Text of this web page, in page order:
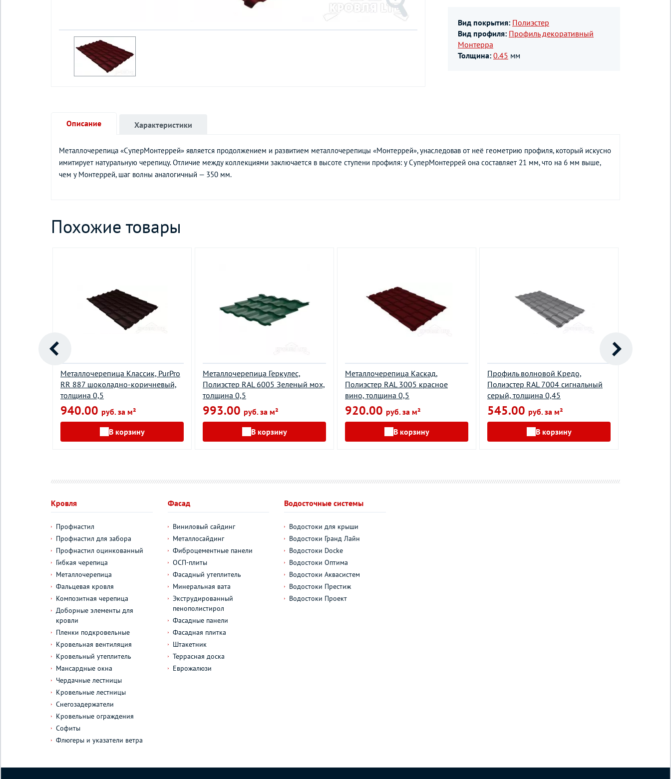
Вид покрытия: Полиэстер
Вид профиля: Профиль декоративный
Монтерра
Толщина: 0.45 мм
Описание
Металлочерепица «СуперМонтеррей» является продолжением и развитием металлочерепицы «Монтеррей», унаследовав от неё геометрию профиля, который искусно
имитирует натуральную черепицу. Отличие между коллекциями заключается в высоте ступени профиля: у СуперМонтеррей она составляет 21 мм, что на 6 мм выше,
чем у Монтеррей, шаг волны аналогичный — 350 мм.
Характеристики
Похожие товары
Металлочерепица Классик, PurPro
RR 887 шоколадно-коричневый,
толщина 0,5
940.00 руб. за м²
В корзину
Металлочерепица Геркулес,
Полиэстер RAL 6005 Зеленый мох,
толщина 0,5
993.00 руб. за м²
В корзину
Металлочерепица Каскад,
Полиэстер RAL 3005 красное
вино, толщина 0,5
920.00 руб. за м²
В корзину
Профиль волновой Кредо,
Полиэстер RAL 7004 сигнальный
серый, толщина 0,45
545.00 руб. за м²
В корзину
Кровля
Профнастил
Профнастил для забора
Профнастил оцинкованный
Гибкая черепица
Металлочерепица
Фальцевая кровля
Композитная черепица
Доборные элементы для
кровли
Пленки подкровельные
Кровельная вентиляция
Кровельный утеплитель
Мансардные окна
Чердачные лестницы
Кровельные лестницы
Снегозадержатели
Кровельные ограждения
Софиты
Флюгеры и указатели ветра
Фасад
Виниловый сайдинг
Металлосайдинг
Фиброцементные панели
ОСП-плиты
Фасадный утеплитель
Минеральная вата
Экструдированный
пенополистирол
Фасадные панели
Фасадная плитка
Штакетник
Террасная доска
Еврожалюзи
Водосточные системы
Водостоки для крыши
Водостоки Гранд Лайн
Водостоки Docke
Водостоки Оптима
Водостоки Аквасистем
Водостоки Престиж
Водостоки Проект